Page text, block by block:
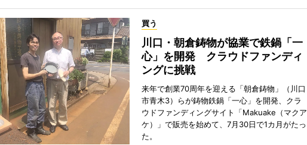
買う
川口・朝倉鋳物が協業で鉄鍋「一
心」を開発 クラウドファンディ
ングに挑戦
来年で創業70周年を迎える「朝倉鋳物」（川口
市青木3）らが鋳物鉄鍋「一心」を開発、クラ
ウドファンディングサイト「Makuake（マクア
ケ）」で販売を始めて、7月30日で1カ月がたっ
た。